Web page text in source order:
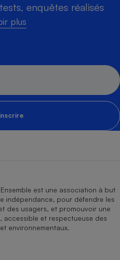
enquêtes réalisés
plus
est une association à but
indépendance, pour défendre les
des usagers, et promouvoir une
accessible et respectueuse des
environnementaux.